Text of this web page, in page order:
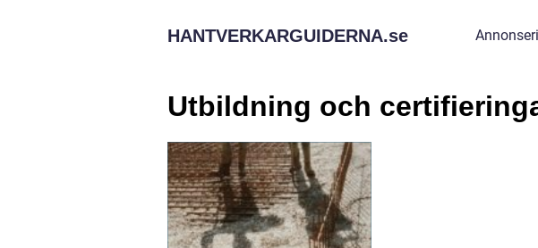
HANTVERKARGUIDERNA.se
Utbildning och